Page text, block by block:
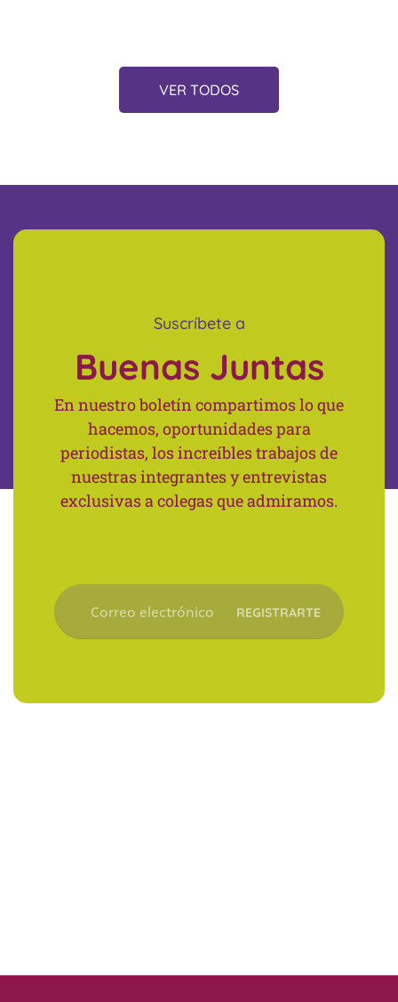
VER TODOS
Suscríbete a
Buenas Juntas
En nuestro boletín compartimos lo que
hacemos, oportunidades para
periodistas, los increíbles trabajos de
nuestras integrantes y entrevistas
exclusivas a colegas que admiramos.